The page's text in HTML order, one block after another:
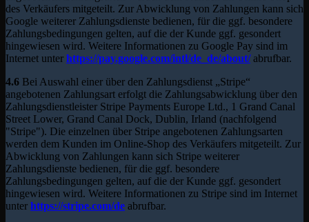
des Verkäufers mitgeteilt. Zur Abwicklung von Zahlungen kann sich
Google weiterer Zahlungsdienste bedienen, für die ggf. besondere
Zahlungsbedingungen gelten, auf die der Kunde ggf. gesondert
hingewiesen wird. Weitere Informationen zu Google Pay sind im
Internet unter https://pay.google.com/intl/de_de/about/abrufbar.
4.6 Bei Auswahl einer über den Zahlungsdienst „Stripe“
angebotenen Zahlungsart erfolgt die Zahlungsabwicklung über den
Zahlungsdienstleister Stripe Payments Europe Ltd., 1 Grand Canal
Street Lower, Grand Canal Dock, Dublin, Irland (nachfolgend
"Stripe"). Die einzelnen über Stripe angebotenen Zahlungsarten
werden dem Kunden im Online-Shop des Verkäufers mitgeteilt. Zur
Abwicklung von Zahlungen kann sich Stripe weiterer
Zahlungsdienste bedienen, für die ggf. besondere
Zahlungsbedingungen gelten, auf die der Kunde ggf. gesondert
hingewiesen wird. Weitere Informationen zu Stripe sind im Internet
unter https://stripe.com/de abrufbar.